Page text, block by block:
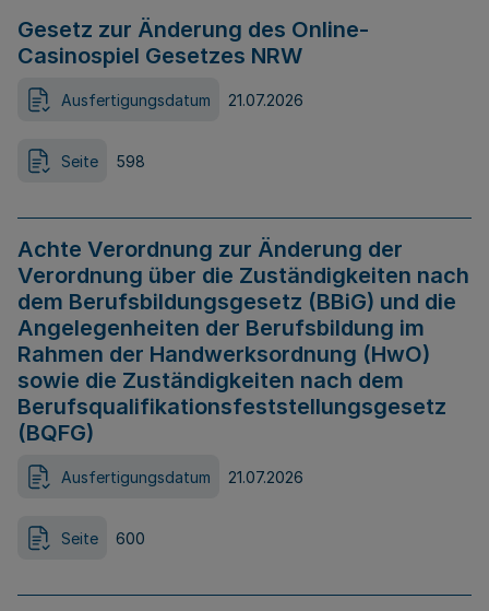
Gesetz zur Änderung des Online-
Casinospiel Gesetzes NRW
Ausfertigungsdatum 21.07.2026
Seite 598
Achte Verordnung zur Änderung der
Verordnung über die Zuständigkeiten nach
dem Berufsbildungsgesetz (BBiG) und die
Angelegenheiten der Berufsbildung im
Rahmen der Handwerksordnung (HwO)
sowie die Zuständigkeiten nach dem
Berufsqualifikationsfeststellungsgesetz
(BQFG)
Ausfertigungsdatum 21.07.2026
Seite 600